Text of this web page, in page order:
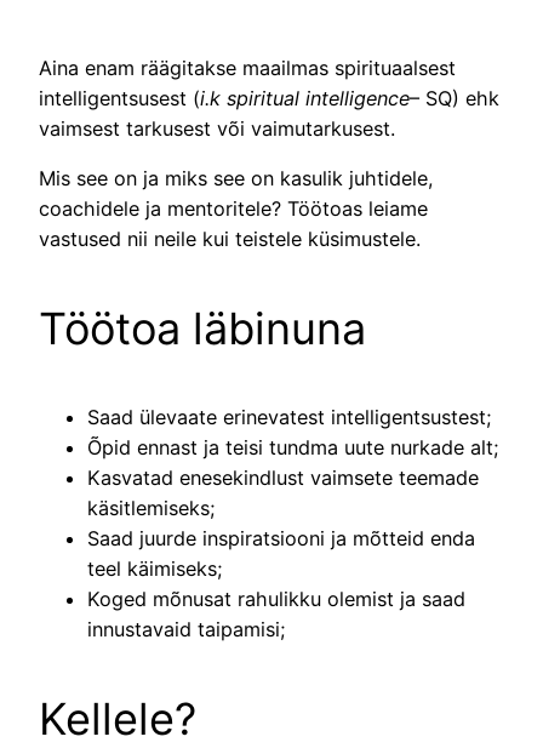
Aina enam räägitakse maailmas spirituaalsest
intelligentsusest (i.k spiritual intelligence– SQ) ehk
vaimsest tarkusest või vaimutarkusest.
Mis see on ja miks see on kasulik juhtidele,
coachidele ja mentoritele? Töötoas leiame
vastused nii neile kui teistele küsimustele.
Töötoa läbinuna
Saad ülevaate erinevatest intelligentsustest;
Õpid ennast ja teisi tundma uute nurkade alt;
Kasvatad enesekindlust vaimsete teemade
käsitlemiseks;
Saad juurde inspiratsiooni ja mõtteid enda
teel käimiseks;
Koged mõnusat rahulikku olemist ja saad
innustavaid taipamisi;
Kellele?